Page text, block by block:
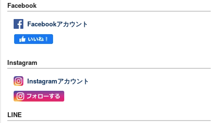
Facebook
Facebookアカウント
Instagram
Instagramアカウント
LINE